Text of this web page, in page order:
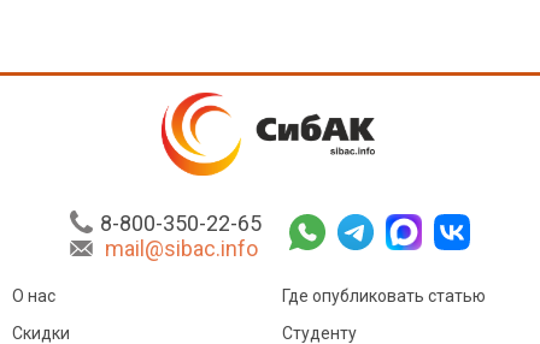
8-800-350-22-65
mail@sibac.info
О нас
Скидки
Где опубликовать статью
Студенту